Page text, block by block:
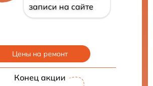
записи на сайте
Цены на ремонт
Конец акции